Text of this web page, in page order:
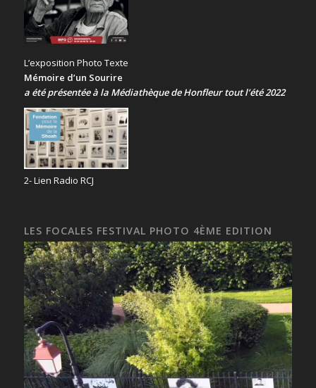
L’exposition Photo Texte
Mémoire d’un Sourire
a été présentéeà la Médiathèque de Honfleur tout l’été 2022
2- Lien Radio RCJ
LES FOCALES FESTIVAL PHOTO 4ÈME EDITION